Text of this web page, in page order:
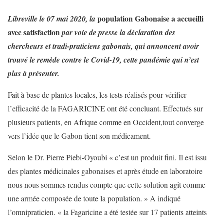
Libreville le 07 mai 2020, lapopulation Gabonaise a accueilli
avec satisfactionpar voie de presse la déclaration des
chercheurs et tradi-praticiens gabonais, qui annoncent avoir
trouvé le remède contre le Covid-19, cette pandémie qui n’est
plus à présenter.
Fait à base de plantes locales, les tests réalisés pour vérifier
l’efficacité de la FAGARICINE ont été concluant. Effectués sur
plusieurs patients, en Afrique comme en Occident,tout converge
vers l’idée que le Gabon tient son médicament.
Selon le Dr. Pierre Piebi-Oyoubi « c’est un produit fini. Il est issu
des plantes médicinales gabonaises et après étude en laboratoire
nous nous sommes rendus compte que cette solution agit comme
une armée composée de toute la population. » A indiqué
l’omnipraticien. « la Fagaricine a été testée sur 17 patients atteints